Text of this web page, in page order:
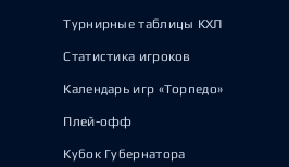
Турнирные таблицы КХЛ
Статистика игроков
Календарь игр «Торпедо»
Плей-офф
Кубок Губернатора